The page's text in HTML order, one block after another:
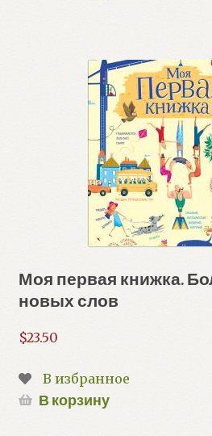
Моя первая книжка.
новых слов
$23.50
В избранное
В корзину